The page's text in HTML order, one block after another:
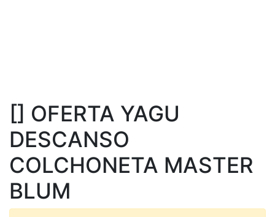
[] OFERTA YAGU
DESCANSO
COLCHONETA MASTER
BLUM